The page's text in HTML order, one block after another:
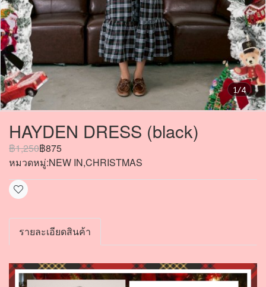
1/4
HAYDEN DRESS (black)
฿1,250฿875
หมวดหมู่:NEW IN,CHRISTMAS
รายละเอียดสินค้า